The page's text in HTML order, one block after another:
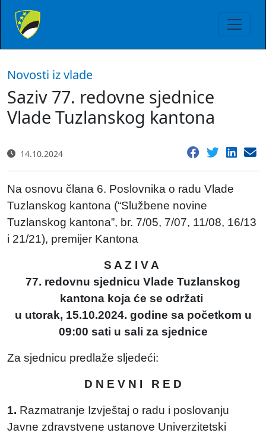
Novosti iz vlade
Saziv 77. redovne sjednice
Vlade Tuzlanskog kantona
14.10.2024
Na osnovu člana 6. Poslovnika o radu Vlade
Tuzlanskog kantona (“Službene novine
Tuzlanskog kantona”, br. 7/05, 7/07, 11/08, 16/13
i 21/21), premijer Kantona
S A Z I V A
77. redovnu sjednicu Vlade Tuzlanskog
kantona koja će se održati
u utorak, 15.10.2024. godine sa početkom u
09:00 sati u sali za sjednice
Za sjednicu predlaže sljedeći:
D N E V N I R E D
1. Razmatranje Izvještaj o radu i poslovanju
Javne zdravstvene ustanove Univerzitetski